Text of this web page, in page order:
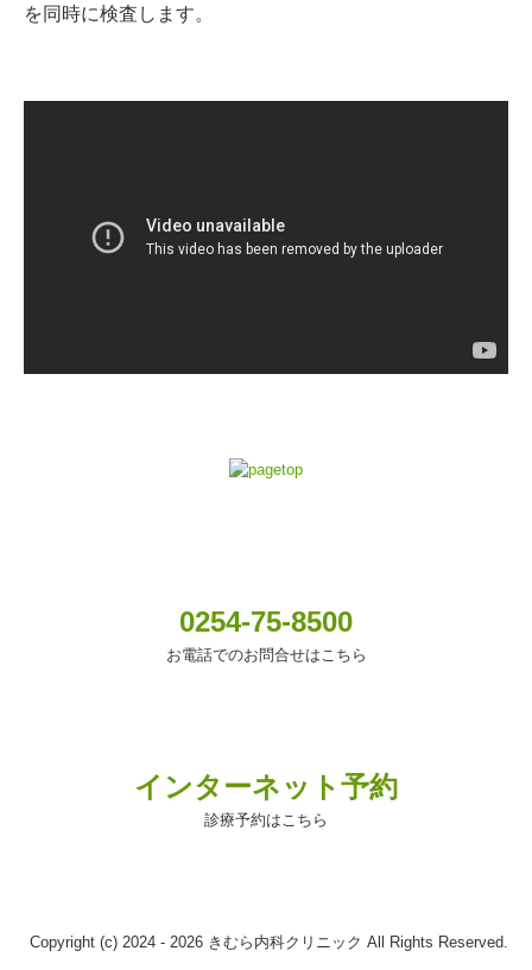
を同時に検査します。
0254-75-8500
お電話でのお問合せはこちら
インターネット予約
診療予約はこちら
Copyright (c) 2024 - 2026 きむら内科クリニック All Rights Reserved.